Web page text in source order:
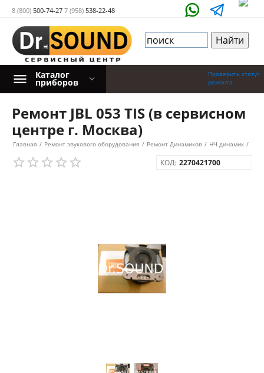
8 (800) 500-74-27 7 (958) 538-22-48
Проверить статус
ремонта
Каталог
приборов
Ремонт JBL 053 TIS (в сервисном
центре г. Москва)
Главная / Ремонт звукового оборудования / Ремонт Динамиков / НЧ динамик /
КОД: 2270421700